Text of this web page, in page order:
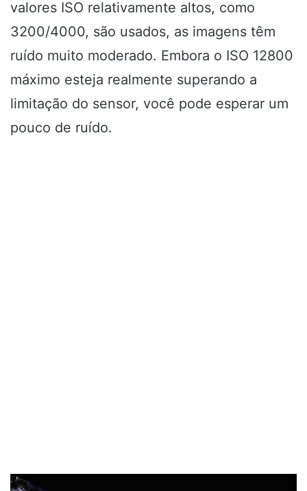
valores ISO relativamente altos, como
3200/4000, são usados, as imagens têm
ruído muito moderado. Embora o ISO 12800
máximo esteja realmente superando a
limitação do sensor, você pode esperar um
pouco de ruído.